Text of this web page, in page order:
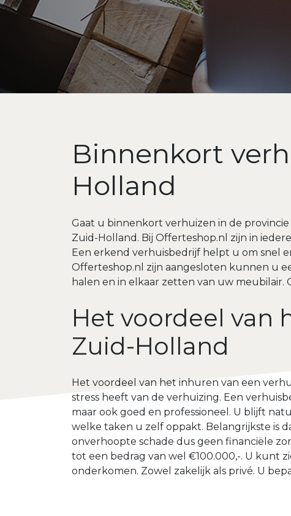
Binnenkort
Holland
Gaat u binnenkort verhuizen in de
Zuid-Holland. Bij Offerteshop.nl zijn in
Een erkend verhuisbedrijf helpt u om snel
Offerteshop.nl zijn aangesloten kunnen u
halen en in elkaar zetten van uw
Het voordeel van
Zuid-Holland
Het voordeel van het inhuren van een
stress heeft van de verhuizing. Een
maar ook goed en professioneel. U blijft
welke taken u zelf oppakt. Belangrijkste is
onverhoopte schade dus geen financiële
tot een bedrag van wel €100.000,-. U kunt
onderkomen. Zowel zakelijk als privé. U